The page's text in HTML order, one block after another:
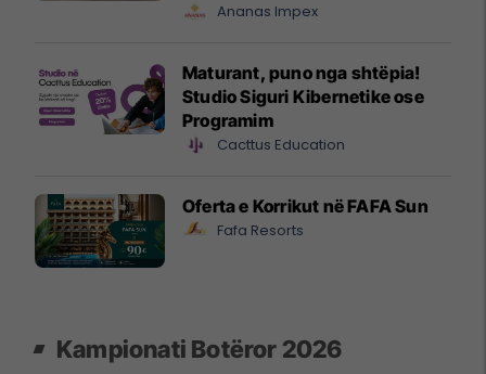
Ananas Impex
Maturant, puno nga shtëpia!
Studio Siguri Kibernetike ose
Programim
Cacttus Education
Oferta e Korrikut në FAFA Sun
Fafa Resorts
Kampionati Botëror 2026